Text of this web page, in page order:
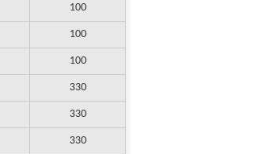
100
100
100
330
330
330